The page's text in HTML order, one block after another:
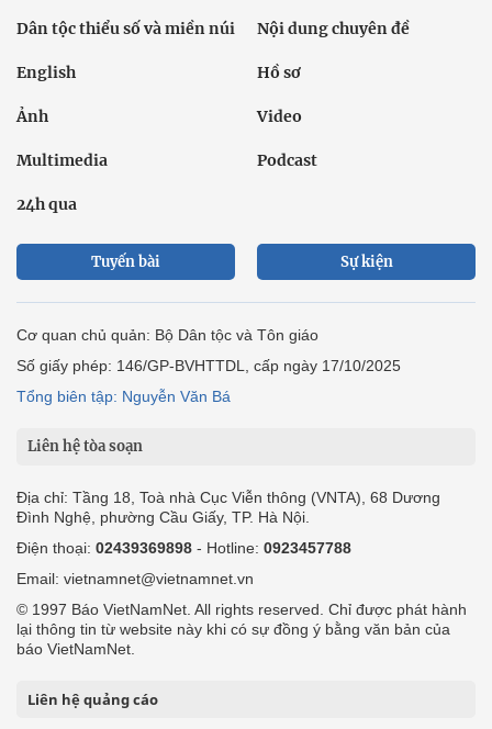
Dân tộc thiểu số và miền núi Nội dung chuyên đề
English Hồ sơ
Ảnh Video
Multimedia Podcast
24h qua
Tuyến bài Sự kiện
Cơ quan chủ quản: Bộ Dân tộc và Tôn giáo
Số giấy phép: 146/GP-BVHTTDL, cấp ngày 17/10/2025
Tổng biên tập: Nguyễn Văn Bá
Liên hệ tòa soạn
Địa chỉ: Tầng 18, Toà nhà Cục Viễn thông (VNTA), 68 Dương
Đình Nghệ, phường Cầu Giấy, TP. Hà Nội.
Điện thoại: 02439369898 - Hotline: 0923457788
Email: vietnamnet@vietnamnet.vn
© 1997 Báo VietNamNet. All rights reserved. Chỉ được phát hành
lại thông tin từ website này khi có sự đồng ý bằng văn bản của
báo VietNamNet.
Liên hệ quảng cáo